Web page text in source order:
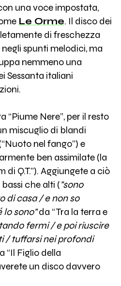
una voce impostata,
Le Orme. Il disco dei
di freschezza
spunti melodici, ma
nemmeno una
Sessanta italiani
“Piume Nere”, per il resto
miscuglio di blandi
nel fango”) e
ben assimilate (la
di Q.T.”). Aggiungete a ciò
che alti ("sono
di casa / e non so
sono"da “Tra la terra e
fermi / e poi riuscire
/ tuffarsi nei profondi
“Il Figlio della
un disco davvero